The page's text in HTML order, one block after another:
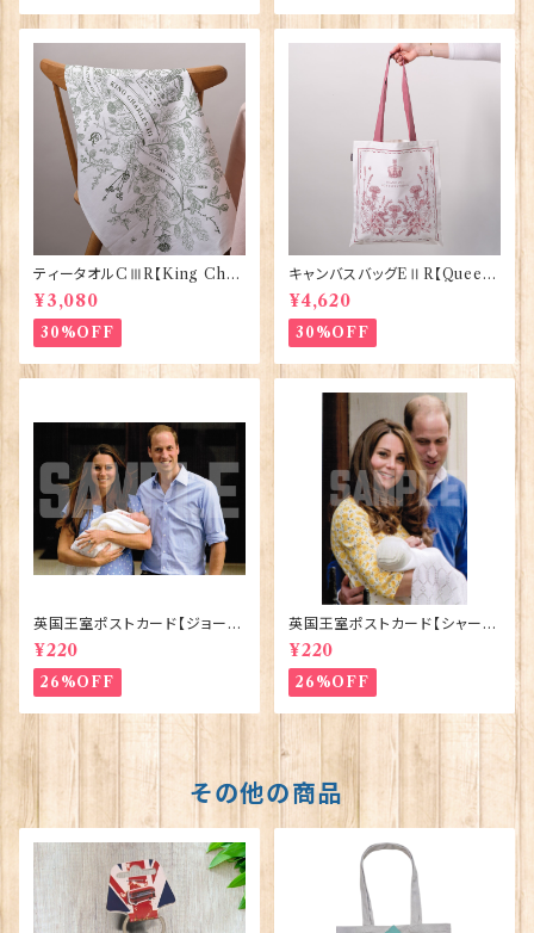
ティータオルCⅢR【King Char
lesⅢ Coronation】Victoria
Eggs 50129
¥3,080
30%OFF
キャンバスバッグEⅡR【Queen
ElizabethⅡ Commemorativ
e】Victoria Eggs 90332
¥4,620
30%OFF
英国王室ポストカード【ジョージ
王子ご誕生】Pageantry Post
card 90183-JEF100
¥220
26%OFF
英国王室ポストカード【シャーロ
ット王女2】Pageantry Postca
rd 90183-JEF202
¥220
26%OFF
その他の商品